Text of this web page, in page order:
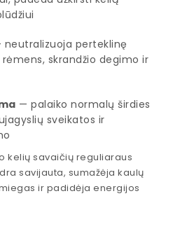
neutralizuoja perteklinę
skrandžio degimo ir
— palaiko normalų širdies
sveikatos ir
kelių savaičių reguliaraus
savijauta, sumažėja kaulų
ir padidėja energijos